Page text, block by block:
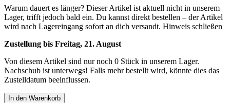
Warum dauert es länger? Dieser Artikel ist aktuell nicht in unserem
Lager, trifft jedoch bald ein. Du kannst direkt bestellen – der Artikel
wird nach Lagereingang sofort an dich versandt. Hinweis schließen
Zustellung bis Freitag, 21. August
Von diesem Artikel sind nur noch 0 Stück in unserem Lager.
Nachschub ist unterwegs! Falls mehr bestellt wird, könnte dies das
Zustelldatum beeinflussen.
In den Warenkorb